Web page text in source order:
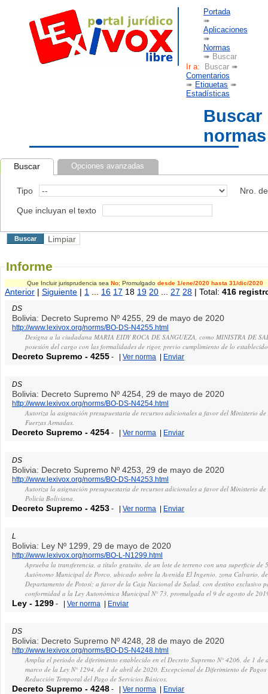
Portada
➠
Aplicaciones
➠
Normas
➠ Buscar
Ir a: Buscar ➠
Comentarios
➠ Etiquetas ➠
Estadísticas
Buscar
normas
Buscar Opciones avanzadas
Tipo Nro.
Que incluyan el texto
Informe
Que Incluir jurisprudencia sea No; Promulgado desde 1/ene/2020 hasta 31/dic/2020
Anterior |Siguiente | 1 16 17 18 19 20 27 28 | Total:416
DS
Bolivia: Decreto Supremo Nº 4255, 29 de mayo de 2020
http://www.lexivox.org/norms/BO-DS-N4255.html
Designa a la ciudadana MARIA EIDY ROCA DE SANGUEZA, como MINISTRA DE
posesión del cargo con las formalidades de rigor, previo cumplimiento de lo
Decreto Supremo -4255 - |Ver norma | Enviar
DS
Bolivia: Decreto Supremo Nº 4254, 29 de mayo de 2020
http://www.lexivox.org/norms/BO-DS-N4254.html
Autoriza la asignación presupuestaria de recursos adicionales a favor del Ministerio
Fuerzas Armadas.
Decreto Supremo -4254 - |Ver norma | Enviar
DS
Bolivia: Decreto Supremo Nº 4253, 29 de mayo de 2020
http://www.lexivox.org/norms/BO-DS-N4253.html
Autoriza la asignación presupuestaria de recursos adicionales a favor del Ministerio
Policía Boliviana.
Decreto Supremo -4253 - |Ver norma | Enviar
L
Bolivia: Ley Nº 1299, 29 de mayo de 2020
http://www.lexivox.org/norms/BO-L-N1299.html
Aprueba la transferencia, a título gratuito, de un lote de terreno con una superficie de
Autónomo Municipal de Porco, ubicado sobre la Avenida El Ingenio, zona Calvario,
Departamento de Potosí; a favor de la Caja Nacional de Salud, con destino exclusivo
conformidad a la Ley Autonómica Municipal N° 73, promulgada el 9 de agosto de
Ley - 1299 - |Ver norma | Enviar
DS
Bolivia: Decreto Supremo Nº 4248, 28 de mayo de 2020
http://www.lexivox.org/norms/BO-DS-N4248.html
Amplia el periodo de diferimiento establecido en el Decreto Supremo N° 4206, de 1 de
marco de la Ley N° 1294, de 1 de abril de 2020, Excepcional de Diferimiento de Pagos
Reducción Temporal del Pago de Servicios Básicos.
Decreto Supremo -4248 - |Ver norma | Enviar